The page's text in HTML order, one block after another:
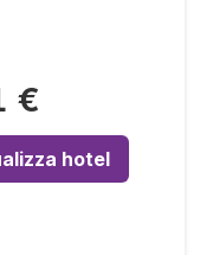
€
hotel